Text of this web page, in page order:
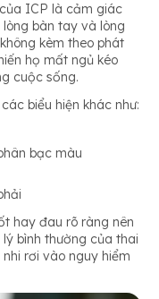
ICP là cảm giác
bàn tay và lòng
kèm theo phát
họ mất ngủ kéo
cuộc sống.
biểu hiện khác như:
bạc màu
hay đau rõ ràng nên
bình thường của thai
rơi vào nguy hiểm